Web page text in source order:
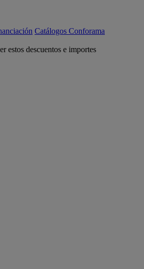
Catálogos Conforama
estos descuentos e importes